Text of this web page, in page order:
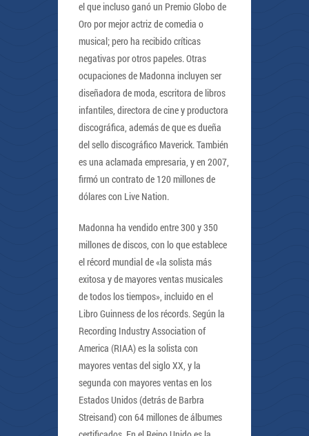
el que incluso ganó un Premio Globo de
Oro por mejor actriz de comedia o
musical; pero ha recibido críticas
negativas por otros papeles. Otras
ocupaciones de Madonna incluyen ser
diseñadora de moda, escritora de libros
infantiles, directora de cine y productora
discográfica, además de que es dueña
del sello discográfico Maverick. También
es una aclamada empresaria, y en 2007,
firmó un contrato de 120 millones de
dólares con Live Nation.
Madonna ha vendido entre 300 y 350
millones de discos, con lo que establece
el récord mundial de «la solista más
exitosa y de mayores ventas musicales
de todos los tiempos», incluido en el
Libro Guinness de los récords. Según la
Recording Industry Association of
America (RIAA) es la solista con
mayores ventas del siglo XX, y la
segunda con mayores ventas en los
Estados Unidos (detrás de Barbra
Streisand) con 64 millones de álbumes